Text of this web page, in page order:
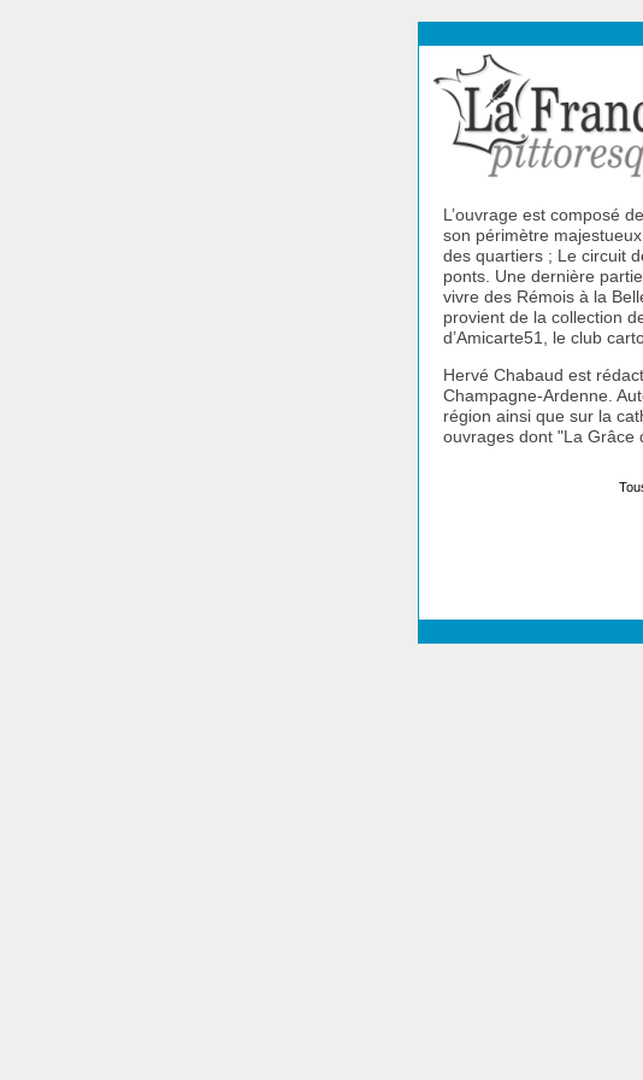
L’ouvrage est composé
son périmètre
des quartiers ; Le circuit
ponts. Une dernière
vivre des Rémois à la
provient de la collection
d’Amicarte51, le club
Hervé Chabaud est
Champagne-Ardenne.
région ainsi que sur la
ouvrages dont "La Grâce